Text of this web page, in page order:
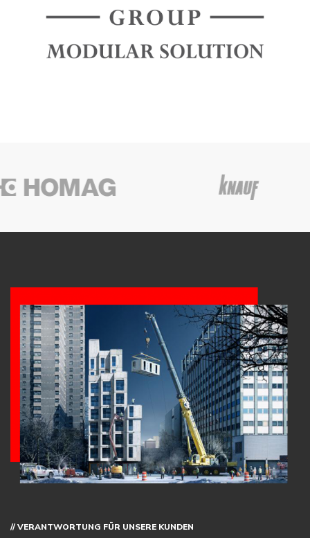
// VERANTWORTUNG FÜR UNSERE KUNDEN